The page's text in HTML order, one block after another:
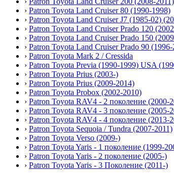
› Patron Toyota Land Cruiser 80 (1990-1998)
› Patron Toyota Land Cruiser J7 (1985-02)
› Patron Toyota Land Cruiser Prado 120
› Patron Toyota Land Cruiser Prado 150
› Patron Toyota Land Cruiser Prado 90
› Patron Toyota Mark 2 / Cressida
› Patron Toyota Previa (1990-1999) USA
› Patron Toyota Prius (2003-)
› Patron Toyota Prius (2009-2014)
› Patron Toyota Probox (2002-2010)
› Patron Toyota RAV4 - 2 поколение (2000-
› Patron Toyota RAV4 - 3 поколение (2005-
› Patron Toyota RAV4 - 4 поколение (2013-
› Patron Toyota Sequoia / Tundra (2007-2011)
› Patron Toyota Verso (2009-)
› Patron Toyota Yaris - 1 поколение (1999-
› Patron Toyota Yaris - 2 поколение (2005-)
› Patron Toyota Yaris - 3 Поколение (2011-)